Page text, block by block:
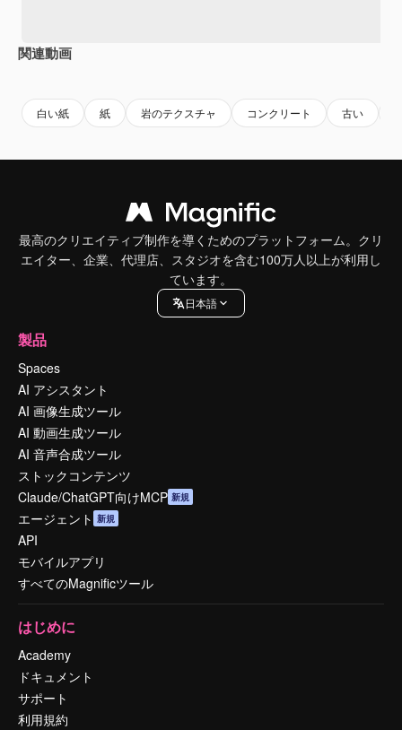
関連動画
白い紙 紙 岩のテクスチャ コンクリート 古い
最高のクリエイティブ制作を導くためのプラットフォーム。クリ
エイター、企業、代理店、スタジオを含む100万人以上が利用し
ています。
日本語
製品
Spaces
AI アシスタント
AI 画像生成ツール
AI 動画生成ツール
AI 音声合成ツール
ストックコンテンツ
Claude/ChatGPT向けMCP 新規
エージェント 新規
API
モバイルアプリ
すべてのMagnificツール
はじめに
Academy
ドキュメント
サポート
利用規約